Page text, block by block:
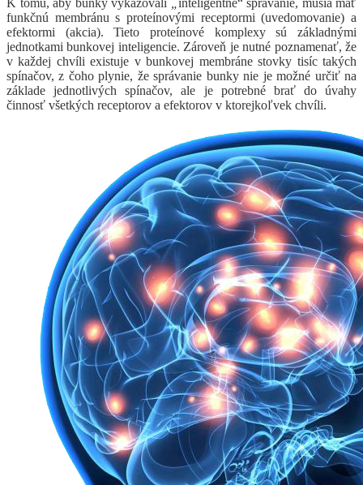
K tomu, aby bunky vykazovali
inteligentné“ správanie, musia mať
funkčnú membránu s proteínovými receptormi (uvedomovanie) a
efektormi (akcia). Tieto proteínové komplexy sú základnými
jednotkami bunkovej inteligencie. Zároveň je nutné poznamenať, že
v každej chvíli existuje v bunkovej membráne stovky tisíc takých
spínačov, z čoho plynie, že správanie bunky nie je možné určiť na
základe jednotlivých spínačov, ale je potrebné brať do úvahy
činnosť všetkých receptorov a efektorov v ktorejkoľvek chvíli.